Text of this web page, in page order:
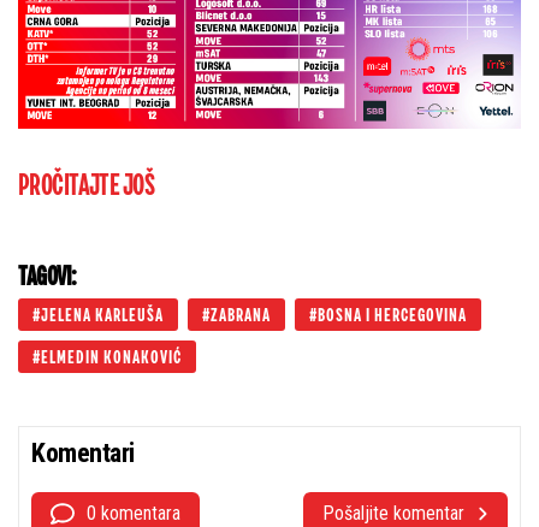
PROČITAJTE JOŠ
TAGOVI:
JELENA KARLEUŠA ZABRANA BOSNA I HERCEGOVINA
ELMEDIN KONAKOVIĆ
Komentari
0 komentara Pošaljite komentar